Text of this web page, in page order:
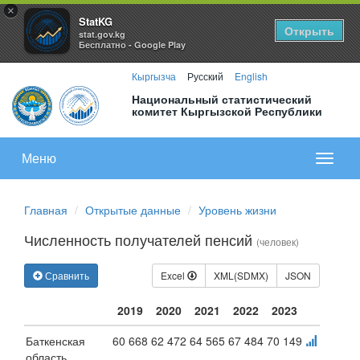
×
StatKG
stat.gov.kg
Бесплатно - Google Play
Открыть
Кыргызча Русский English
Национальный статистический
комитет Кыргызской Республики
меню
Меню
Главная Открытые данные Уровень жизни
Численность получателей пенсий (человек)
Сравнить Excel XML(SDMX) JSON
2019 2020 2021 2022
2023
Баткенская
область
60 668 62 472 64 565 67 484 70 149